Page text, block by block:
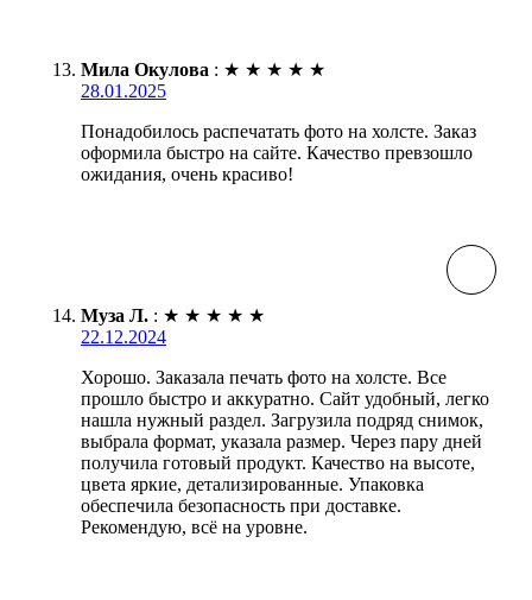
Мила Окулова : ★ ★ ★ ★ ★
28.01.2025
Понадобилось распечатать фото на холсте. Заказ
оформила быстро на сайте. Качество превзошло
ожидания, очень красиво!
Муза Л. : ★ ★ ★ ★ ★
22.12.2024
Хорошо. Заказала печать фото на холсте. Все
прошло быстро и аккуратно. Сайт удобный, легко
нашла нужный раздел. Загрузила подряд снимок,
выбрала формат, указала размер. Через пару дней
получила готовый продукт. Качество на высоте,
цвета яркие, детализированные. Упаковка
обеспечила безопасность при доставке.
Рекомендую, всё на уровне.